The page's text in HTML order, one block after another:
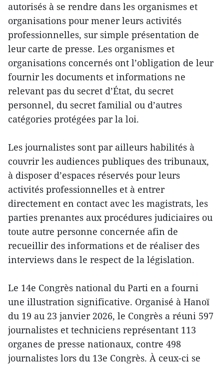
autorisés à se rendre dans les organismes et
organisations pour mener leurs activités
professionnelles, sur simple présentation de
leur carte de presse. Les organismes et
organisations concernés ont l’obligation de leur
fournir les documents et informations ne
relevant pas du secret d’État, du secret
personnel, du secret familial ou d’autres
catégories protégées par la loi.
Les journalistes sont par ailleurs habilités à
couvrir les audiences publiques des tribunaux,
à disposer d’espaces réservés pour leurs
activités professionnelles et à entrer
directement en contact avec les magistrats, les
parties prenantes aux procédures judiciaires ou
toute autre personne concernée afin de
recueillir des informations et de réaliser des
interviews dans le respect de la législation.
Le 14e Congrès national du Parti en a fourni
une illustration significative. Organisé à Hanoï
du 19 au 23 janvier 2026, le Congrès a réuni 597
journalistes et techniciens représentant 113
organes de presse nationaux, contre 498
journalistes lors du 13e Congrès. À ceux-ci se